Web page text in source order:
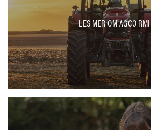
LES MER OM AGCO RMI